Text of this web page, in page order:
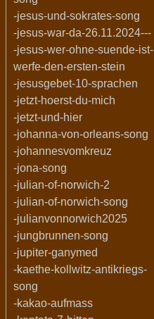
-jesus-und-sokrates-song
-jesus-war-da-26.11.2024---
-jesus-wer-ohne-suende-ist-
werfe-den-ersten-stein
-jesusgebet-10-sprachen
-jetzt-hoerst-du-mich
-jetzt-und-hier
-johanna-von-orleans-song
-johannesvomkreuz
-jona-song
-julian-of-norwich-2
-julian-of-norwich-song
-julianvonnorwich2025
-jungbrunnen-song
-jupiter-ganymed
-kaethe-kollwitz-antikriegs-
song
-kakao-aufmass